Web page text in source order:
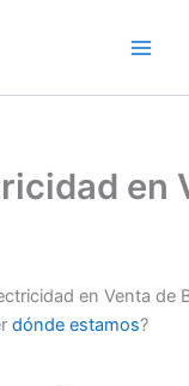
en
en Venta de
dónde estamos?